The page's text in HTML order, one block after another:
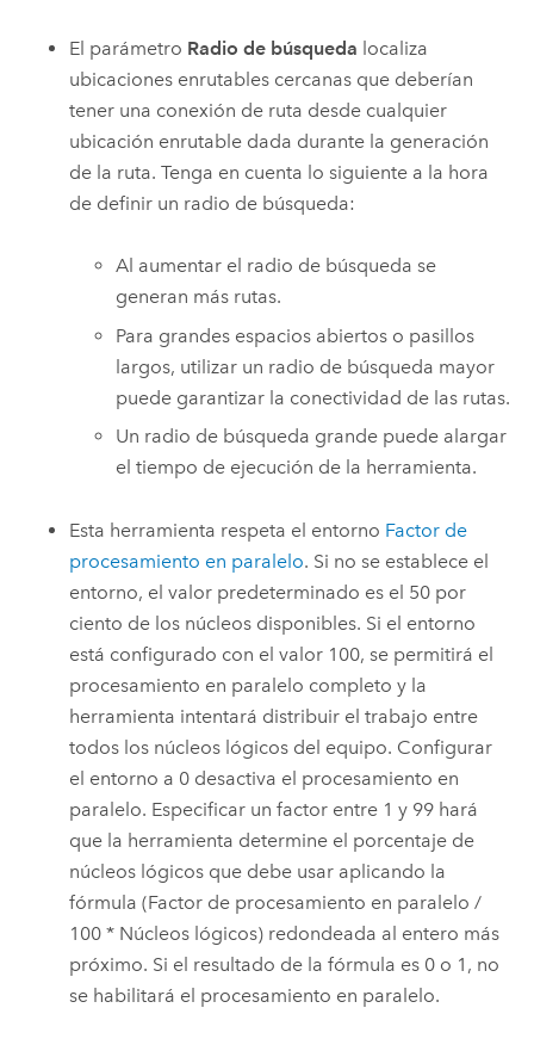
El parámetro Radio de búsqueda localiza
ubicaciones enrutables cercanas que deberían
tener una conexión de ruta desde cualquier
ubicación enrutable dada durante la generación
de la ruta. Tenga en cuenta lo siguiente a la hora
de definir un radio de búsqueda:
Al aumentar el radio de búsqueda se
generan más rutas.
Para grandes espacios abiertos o pasillos
largos, utilizar un radio de búsqueda mayor
puede garantizar la conectividad de las rutas.
Un radio de búsqueda grande puede alargar
el tiempo de ejecución de la herramienta.
Esta herramienta respeta el entorno Factor de
procesamiento en paralelo. Si no se establece el
entorno, el valor predeterminado es el 50 por
ciento de los núcleos disponibles. Si el entorno
está configurado con el valor 100, se permitirá el
procesamiento en paralelo completo y la
herramienta intentará distribuir el trabajo entre
todos los núcleos lógicos del equipo. Configurar
el entorno a 0 desactiva el procesamiento en
paralelo. Especificar un factor entre 1 y 99 hará
que la herramienta determine el porcentaje de
núcleos lógicos que debe usar aplicando la
fórmula (Factor de procesamiento en paralelo /
100 * Núcleos lógicos) redondeada al entero más
próximo. Si el resultado de la fórmula es 0 o 1, no
se habilitará el procesamiento en paralelo.